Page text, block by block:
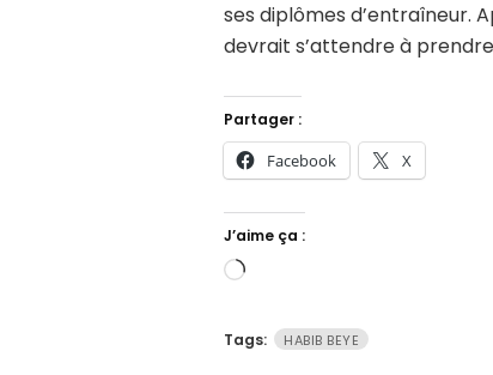
ses diplômes d’entraîneur.
devrait s’attendre à
Partager :
Facebook X
J’aime ça :
Chargement…
Tags: HABIB BEYE